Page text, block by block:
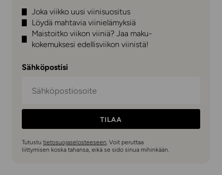
Joka viikko uusi viinisuositus
Löydä mahtavia viinielämyksiä
Maistoitko viikon viiniä? Jaa maku-
kokemuksesi edellisviikon viinistä!
Sähköpostisi
TILAA
Tutustu tietosuojaselosteeseen. Voit peruttaa
liittymisen koska tahansa, eikä se sido sinua mihinkään.